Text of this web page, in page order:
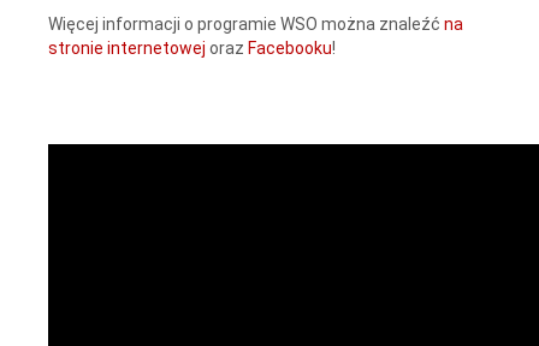
Więcej informacji o programie WSO można znaleźć na
stronie internetowej oraz Facebooku!